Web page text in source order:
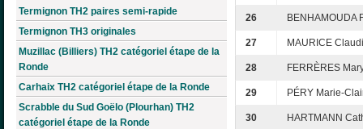
Termignon TH2 paires semi-rapide
Termignon TH3 originales
Muzillac (Billiers) TH2 catégoriel étape de la
Ronde
Carhaix TH2 catégoriel étape de la Ronde
Scrabble du Sud Goëlo (Plourhan) TH2
catégoriel étape de la Ronde
26 BENHAMOUDA
27 MAURICE
28 FERRÈRES
29 PÉRY Marie-
30 HARTMANN